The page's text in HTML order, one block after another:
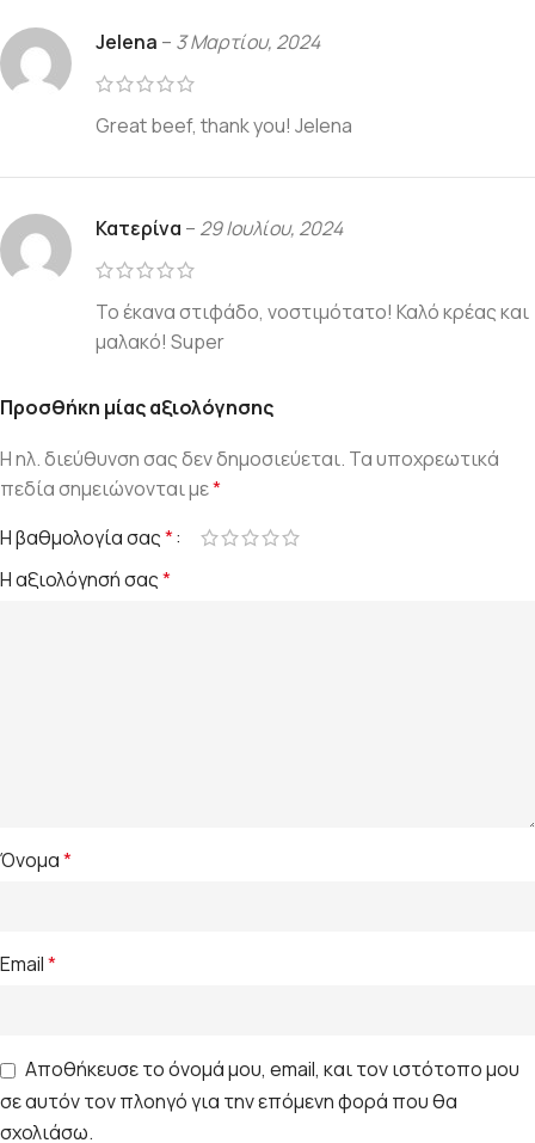
Jelena – 3 Μαρτίου, 2024
Great beef, thank you! Jelena
Κατερίνα – 29 Ιουλίου, 2024
Το έκανα στιφάδο, νοστιμότατο! Καλό κρέας και
μαλακό! Super
Προσθήκη μίας αξιολόγησης
Η ηλ. διεύθυνση σας δεν δημοσιεύεται. Τα υποχρεωτικά
πεδία σημειώνονται με*
Η βαθμολογία σας*
Η αξιολόγησή σας*
Όνομα*
Email*
Αποθήκευσε το όνομά μου, email, και τον ιστότοπο μου
σε αυτόν τον πλοηγό για την επόμενη φορά που θα
σχολιάσω.